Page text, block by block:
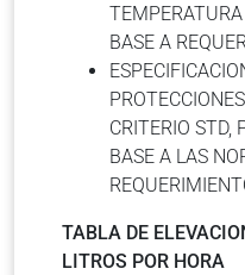
BASE A
CRITERIO STD,
BASE A LAS
TABLA DE
LITROS POR HORA